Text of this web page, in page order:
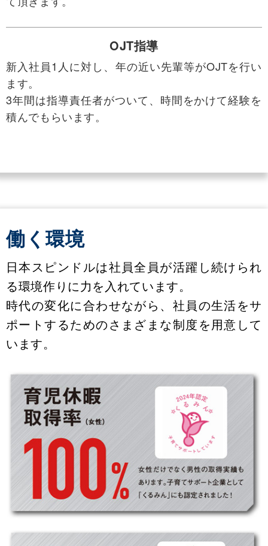
OJT指導
新入社員1人に対し、年の近い先輩等がOJTを行い
ます。
3年間は指導責任者がついて、時間をかけて経験を
積んでもらいます。
～職種ごとに必要とされるスキルを身につける機
働く環境
日本スピンドルは社員全員が活躍し続けられ
る環境作りに力を入れています。
時代の変化に合わせながら、社員の生活をサ
ポートするためのさまざまな制度を用意して
います。